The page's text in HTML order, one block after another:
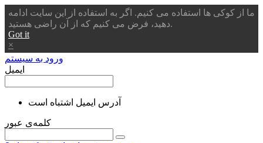
ما از کوکی ها استفاده می کنیم. اگر به استفاده از این سایت ادامه
دهید، فرض می کنیم که از آن راضی هستید.
Got it
×
ورود به سیستم
ایمیل
آدرس ایمیل اشتباه است
کلمه‌ی عبور